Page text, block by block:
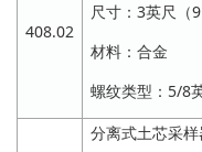
408.02
尺寸：3英尺（
材料：合金
螺纹类型：5/8
分离式土芯采